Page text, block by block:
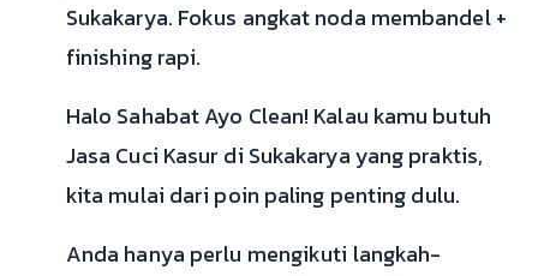
Sukakarya. Fokus angkat noda membandel +
finishing rapi.
Halo Sahabat Ayo Clean! Kalau kamu butuh
Jasa Cuci Kasur di Sukakarya yang praktis,
kita mulai dari poin paling penting dulu.
Anda hanya perlu mengikuti langkah-